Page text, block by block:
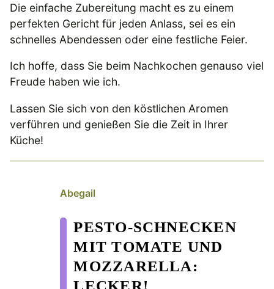
Die einfache Zubereitung macht es zu einem
perfekten Gericht für jeden Anlass, sei es ein
schnelles Abendessen oder eine festliche Feier.
Ich hoffe, dass Sie beim Nachkochen genauso viel
Freude haben wie ich.
Lassen Sie sich von den köstlichen Aromen
verführen und genießen Sie die Zeit in Ihrer
Küche!
Abegail
PESTO-SCHNECKEN
MIT TOMATE UND
MOZZARELLA:
LECKER!